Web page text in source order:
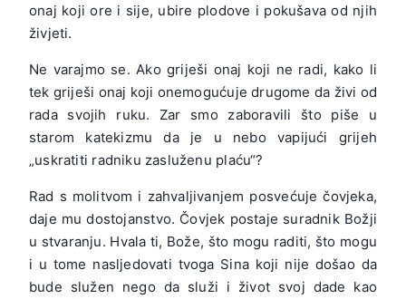
onaj koji ore i sije, ubire plodove i pokušava od njih
živjeti.
Ne varajmo se. Ako griješi onaj koji ne radi, kako li
tek griješi onaj koji onemogućuje drugome da živi od
rada svojih ruku. Zar smo zaboravili što piše u
starom katekizmu da je u nebo vapijući grijeh
„uskratiti radniku zasluženu plaću“?
Rad s molitvom i zahvaljivanjem posvećuje čovjeka,
daje mu dostojanstvo. Čovjek postaje suradnik Božji
u stvaranju. Hvala ti, Bože, što mogu raditi, što mogu
i u tome nasljedovati tvoga Sina koji nije došao da
bude služen nego da služi i život svoj dade kao